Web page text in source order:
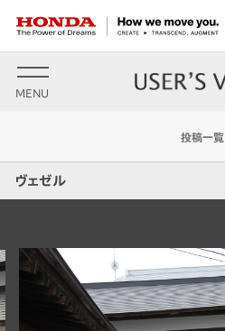
MENU
投稿一覧
ヴェゼル